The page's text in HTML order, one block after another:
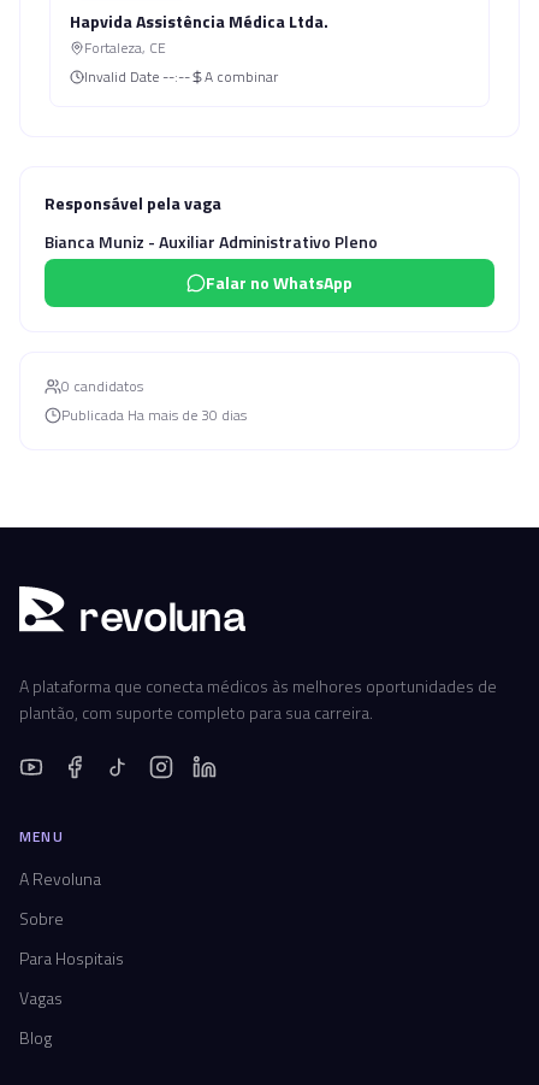
Hapvida Assistência Médica Ltda.
Fortaleza, CE
Invalid Date --:-- A combinar
Responsável pela vaga
Bianca Muniz - Auxiliar Administrativo Pleno
Falar no WhatsApp
0 candidatos
Publicada Ha mais de 30 dias
revoluna
A plataforma que conecta médicos às melhores oportunidades de
plantão, com suporte completo para sua carreira.
MENU
A Revoluna
Sobre
Para Hospitais
Vagas
Blog